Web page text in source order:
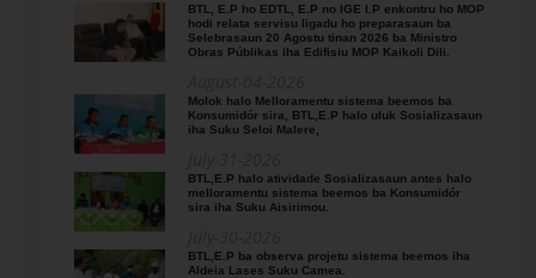
BTL, E.P ho EDTL, E.P no IGE I.P enkontru ho MOP
hodi relata servisu ligadu ho preparasaun ba
Selebrasaun 20 Agostu tinan 2026 ba Ministro
Obras Públikas iha Edifisiu MOP Kaikoli Dili.
Molok halo Melloramentu sistema beemos ba
Konsumidór sira, BTL,E.P halo uluk Sosializasaun
iha Suku Seloi Malere,
BTL,E.P halo atividade Sosializasaun antes halo
melloramentu sistema beemos ba Konsumidór
sira iha Suku Aisirimou.
BTL,E.P ba observa projetu sistema beemos iha
Aldeia Lases Suku Camea.